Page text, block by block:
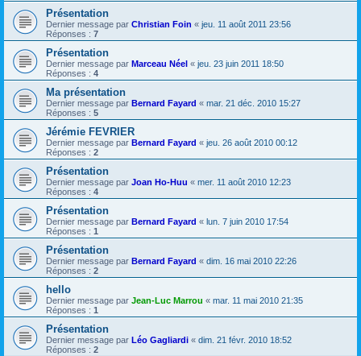
Présentation
Dernier message par Christian Foin « jeu. 11 août 2011 23:56
Réponses : 7
Présentation
Dernier message par Marceau Néel « jeu. 23 juin 2011 18:50
Réponses : 4
Ma présentation
Dernier message par Bernard Fayard « mar. 21 déc. 2010 15:27
Réponses : 5
Jérémie FEVRIER
Dernier message par Bernard Fayard « jeu. 26 août 2010 00:12
Réponses : 2
Présentation
Dernier message par Joan Ho-Huu « mer. 11 août 2010 12:23
Réponses : 4
Présentation
Dernier message par Bernard Fayard « lun. 7 juin 2010 17:54
Réponses : 1
Présentation
Dernier message par Bernard Fayard « dim. 16 mai 2010 22:26
Réponses : 2
hello
Dernier message par Jean-Luc Marrou « mar. 11 mai 2010 21:35
Réponses : 1
Présentation
Dernier message par Léo Gagliardi « dim. 21 févr. 2010 18:52
Réponses : 2